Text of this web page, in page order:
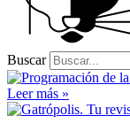
Buscar
Leer más »